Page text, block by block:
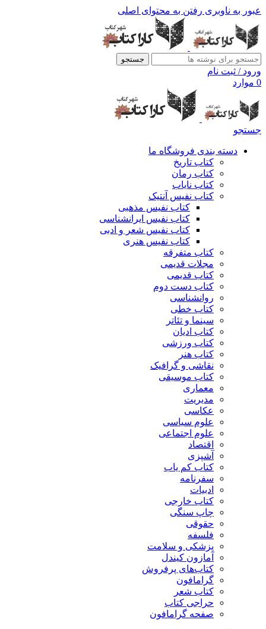
عبور به ناوبری رفتن به محتوای اصلی
جستجو
ورود / ثبت نام
0 موارد
جستجو
دسته بندی فروشگاه ما
کتاب تاریخ
کتاب رمان
کتاب نایاب
کتاب نفیس آنتیک
کتاب نفیس مذهبی
کتاب نفیس ایرانشناسی
کتاب نفیس شعر و ادبی
کتاب نفیس هنری
کتاب متفرقه
مجلات قدیمی
کتاب قدیمی
کتاب دست دوم
روانشناسی
کتاب خطی
سینما و تئاتر
کتاب ادیان
کتاب ورزشی
کتاب هنر
نقاشی و گرافیک
کتاب موسیقی
معماری
مدیریت
عکاسی
علوم سیاسی
علوم اجتماعی
اقتصاد
آشپزی
کتاب کم یاب
سفرنامه
ادبیات
کتاب خارجی
چاپ سنگی
حقوقی
فلسفه
پزشکی و سلامت
آمازون کیندل
کتاب‌های پرفروش
گرامافون
کتاب شعر
حراجی کتاب
صفحه گرامافون